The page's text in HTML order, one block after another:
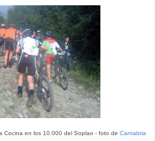
Cocina en los 10.000 del Soplao - foto de Cantabria